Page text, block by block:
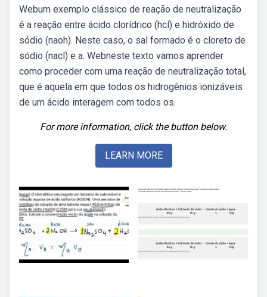
Webum exemplo clássico de reação de neutralização
é a reação entre ácido clorídrico (hcl) e hidróxido de
sódio (naoh). Neste caso, o sal formado é o cloreto de
sódio (nacl) e a. Webneste texto vamos aprender
como proceder com uma reação de neutralização total,
que é aquela em que todos os hidrogênios ionizáveis
de um ácido interagem com todos os.
For more information, click the button below.
LEARN MORE